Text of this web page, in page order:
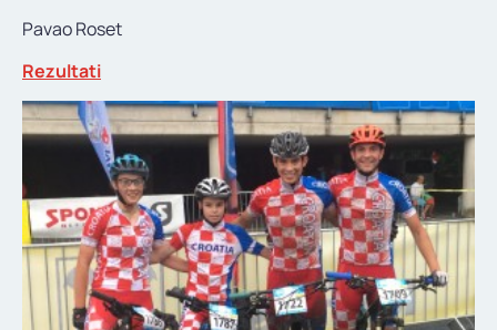
Pavao Roset
Rezultati